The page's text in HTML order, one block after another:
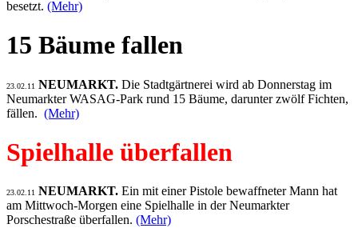
besetzt. (Mehr)
15 Bäume fallen
23.02.11 NEUMARKT. Die Stadtgärtnerei wird ab Donnerstag im
Neumarkter WASAG-Park rund 15 Bäume, darunter zwölf Fichten,
fällen. (Mehr)
Spielhalle überfallen
23.02.11 NEUMARKT. Ein mit einer Pistole bewaffneter Mann hat
am Mittwoch-Morgen eine Spielhalle in der Neumarkter
Porschestraße überfallen. (Mehr)